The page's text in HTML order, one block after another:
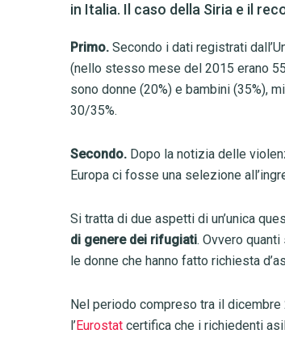
in Italia. Il caso della Siria e il
Primo. Secondo i dati registrati
(nello stesso mese del 2015 erano
sono donne (20%) e bambini (35%),
30/35%.
Secondo. Dopo la notizia delle
Europa ci fosse una selezione
Si tratta di due aspetti di un’unica
di genere dei rifugiati. Ovvero
le donne che hanno fatto richiesta
Nel periodo compreso tra il
l’Eurostat certifica che i richiedenti